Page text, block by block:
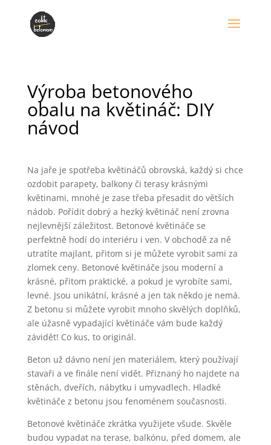
Výroba betonového
obalu na květináč: DIY
návod
Na jaře je spotřeba květináčů obrovská, každý si chce
ozdobit parapety, balkony či terasy krásnými
květinami, mnohé je zase třeba přesadit do větších
nádob. Pořídit dobrý a hezký květináč není zrovna
nejlevnější záležitost. Betonové květináče se
perfektně hodí do interiéru i ven. V obchodě za ně
utratíte majlant, přitom si je můžete vyrobit sami za
zlomek ceny. Betonové květináče jsou moderní a
krásné, přitom praktické, a pokud je vyrobíte sami,
levné. Jsou unikátní, krásné a jen tak někdo je nemá.
Z betonu si můžete vyrobit mnoho skvělých doplňků,
ale úžasně vypadající květináče vám bude každý
závidět! Co kus, to originál.
Beton už dávno není jen materiálem, který používají
stavaři a ve finále není vidět. Přiznaný ho najdete na
stěnách, dveřích, nábytku i umyvadlech. Hladké
květináče z betonu jsou fenoménem současnosti.
Betonové květináče zkrátka využijete všude. Skvěle
budou vypadat na terase, balkónu, před domem, ale